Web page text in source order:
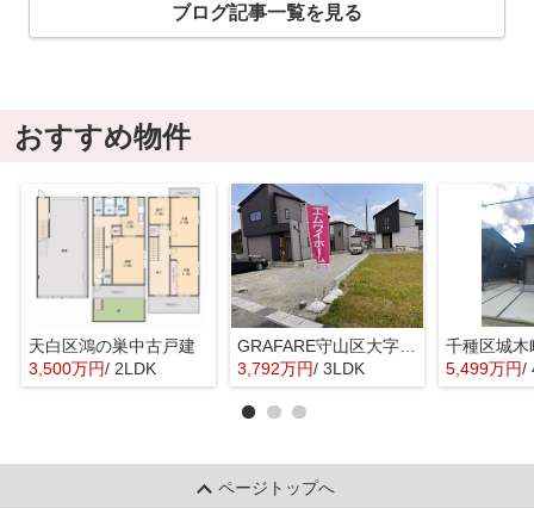
ブログ記事一覧を見る
おすすめ物件
天白区鴻の巣中古戸建
3,500万円/ 2LDK
GRAFARE守山区大字上志段味6期4棟【仲介手数料無料 上志段味東小 志段味中】
3,792万円/ 3LDK
千種区城木
5,499万円/
ページトップへ